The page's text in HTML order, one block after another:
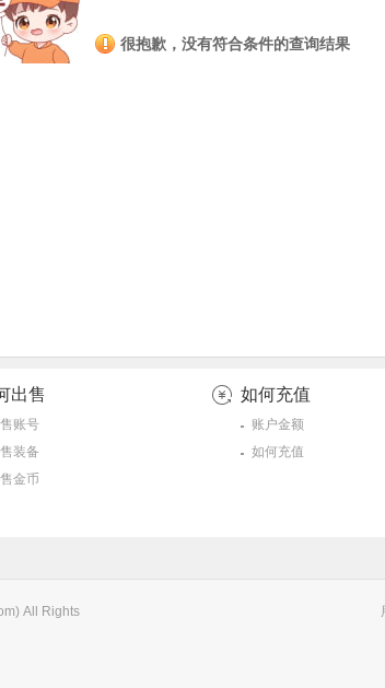
很抱歉，没有符合条件的查询结果
出售
账号
装备
金币
如何充值
账户金额
如何充值
All Rights